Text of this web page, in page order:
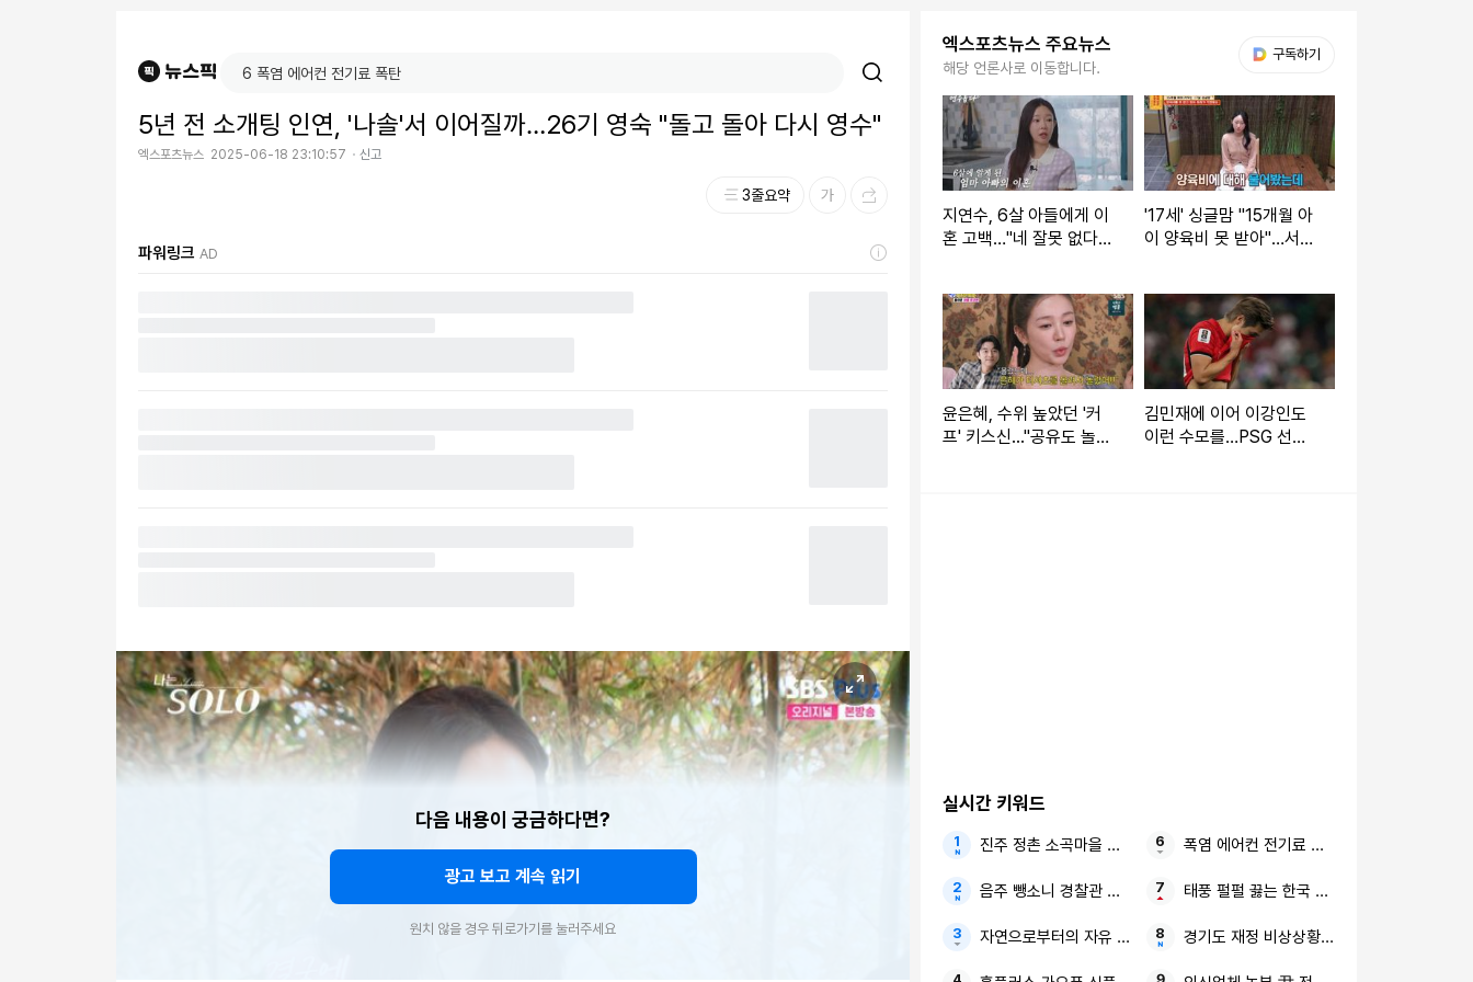
5년 전 소개팅 인연, '나솔'서 이어질까…26기 영숙 "돌고 돌아 다시 영수"
엑스포츠뉴스 2025-06-18 23:10:57 신고
3줄요약
파워링크 AD
다음 내용이 궁금하다면?
광고 보고 계속 읽기
원치 않을 경우 뒤로가기를 눌러주세요
엑스포츠뉴스 주요뉴스
해당 언론사로 이동합니다.
구독하기
지연수, 6살 아들에게 이
혼 고백…"네 잘못 없다고
'17세' 싱글맘 "15개월 아
이 양육비 못 받아"…서장
윤은혜, 수위 높았던 '커
프' 키스신..."공유도 놀랐
김민재에 이어 이강인도
이런 수모를…PSG 선수
실시간 키워드
진주 정촌 소곡마을 햇빛소득마을
음주 뺑소니 경찰관 수사정보
자연으로부터의 자유 문명이 부른 지구의 위기
폭염 에어컨 전기료 폭탄
태풍 펄펄 끓는 한국 절망적인 소식
경기도 재정 비상상황 대한민국